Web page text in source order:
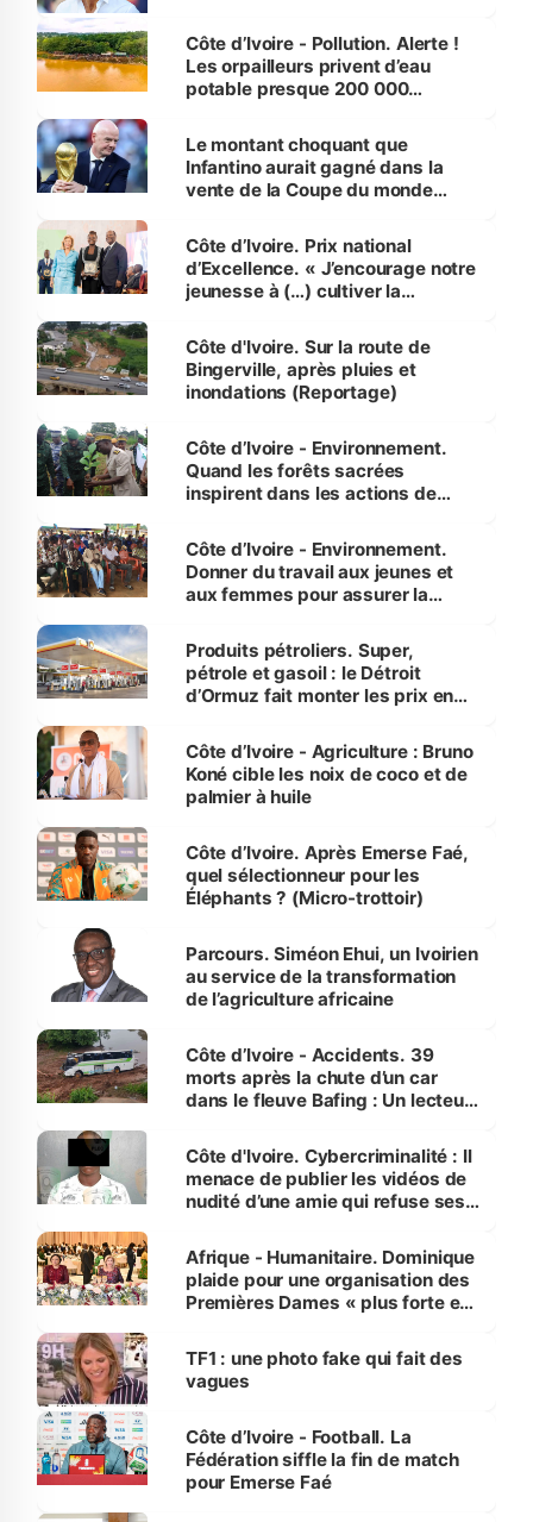
Côte d’Ivoire - Pollution. Alerte !
Les orpailleurs privent d’eau
potable presque 200 000
Le montant choquant que
Infantino aurait gagné dans la
vente de la Coupe du monde
Côte d’Ivoire. Prix national
d’Excellence. « J’encourage notre
jeunesse à (…) cultiver la
(Alassane Ouattara
Côte d'Ivoire. Sur la route de
Bingerville, après pluies et
inondations (Reportage)
Côte d’Ivoire - Environnement.
Quand les forêts sacrées
inspirent dans les actions de
Côte d’Ivoire - Environnement.
Donner du travail aux jeunes et
aux femmes pour assurer la
menacées
Produits pétroliers. Super,
pétrole et gasoil : le Détroit
d’Ormuz fait monter les prix en
Côte d’Ivoire - Agriculture : Bruno
Koné cible les noix de coco et de
palmier à huile
Côte d’Ivoire. Après Emerse Faé,
quel sélectionneur pour les
Éléphants ? (Micro-trottoir)
Parcours. Siméon Ehui, un Ivoirien
au service de la transformation
de l’agriculture africaine
Côte d’Ivoire - Accidents. 39
morts après la chute d’un car
dans le fleuve Bafing : Un lecteur
des Transports
Côte d'Ivoire. Cybercriminalité : Il
menace de publier les vidéos de
nudité d’une amie qui refuse ses
Afrique - Humanitaire. Dominique
plaide pour une organisation des
Premières Dames « plus forte et
sur la scène internationale »
TF1 : une photo fake qui fait des
vagues
Côte d’Ivoire - Football. La
Fédération siffle la fin de match
pour Emerse Faé